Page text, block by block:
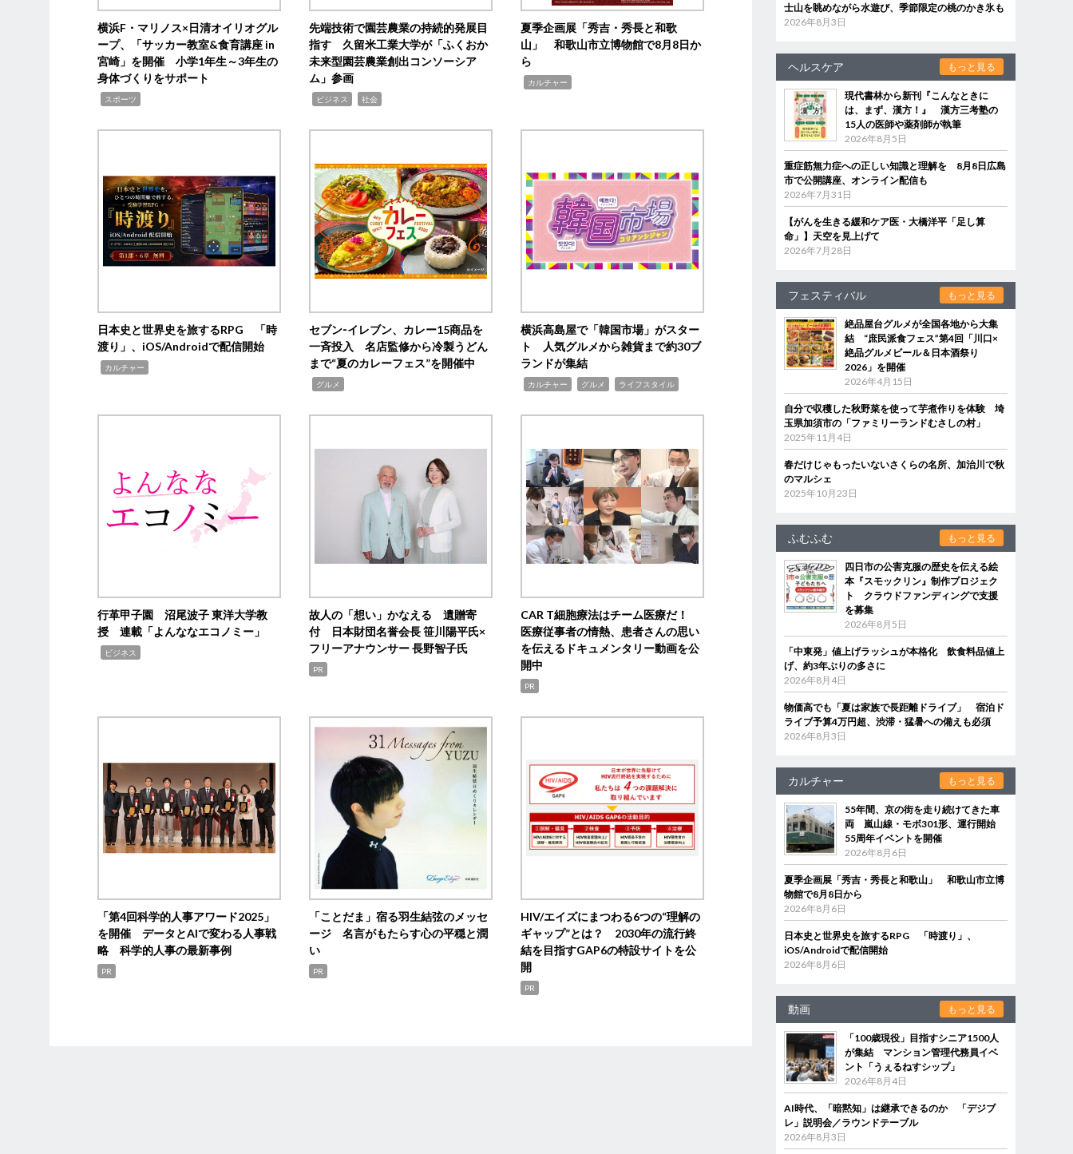
横浜F・マリノス×日清オイリオグル
ープ、「サッカー教室&食育講座 in
宮崎」を開催 小学1年生～3年生の
身体づくりをサポート
スポーツ
先端技術で園芸農業の持続的発展目
指す 久留米工業大学が「ふくおか
未来型園芸農業創出コンソーシア
ム」参画
ビジネス 社会
夏季企画展「秀吉・秀長と和歌
山」 和歌山市立博物館で8月8日か
ら
カルチャー
日本史と世界史を旅するRPG 「時
渡り」、iOS/Androidで配信開始
カルチャー
セブン‐イレブン、カレー15商品を
一斉投入 名店監修から冷製うどん
まで“夏のカレーフェス”を開催中
グルメ
横浜高島屋で「韓国市場」がスター
ト 人気グルメから雑貨まで約30ブ
ランドが集結
カルチャー グルメ ライフスタイル
行革甲子園 沼尾波子 東洋大学教
授 連載「よんななエコノミー」
ビジネス
故人の「想い」かなえる 遺贈寄
付 日本財団名誉会長 笹川陽平氏×
フリーアナウンサー 長野智子氏
PR
CAR T細胞療法はチーム医療だ！
医療従事者の情熱、患者さんの思い
を伝えるドキュメンタリー動画を公
開中
PR
「第4回科学的人事アワード2025」
を開催 データとAIで変わる人事戦
略 科学的人事の最新事例
PR
「ことだま」宿る羽生結弦のメッセ
ージ 名言がもたらす心の平穏と潤
い
PR
HIV/エイズにまつわる6つの“理解の
ギャップ”とは？ 2030年の流行終
結を目指すGAP6の特設サイトを公
開
PR
士山を眺めながら水遊び、季節限定の桃のかき氷も
2026年8月3日
ヘルスケア もっと見る
現代書林から新刊『こんなときに
は、まず、漢方！』 漢方三考塾の
15人の医師や薬剤師が執筆
2026年8月5日
重症筋無力症への正しい知識と理解を 8月8日広島
市で公開講座、オンライン配信も
2026年7月31日
【がんを生きる緩和ケア医・大橋洋平「足し算
命」】天空を見上げて
2026年7月28日
フェスティバル もっと見る
絶品屋台グルメが全国各地から大集
結 “庶民派食フェス”第4回「川口×
絶品グルメビール＆日本酒祭り
2026」を開催
2026年4月15日
自分で収穫した秋野菜を使って芋煮作りを体験 埼
玉県加須市の「ファミリーランドむさしの村」
2025年11月4日
春だけじゃもったいないさくらの名所、加治川で秋
のマルシェ
2025年10月23日
ふむふむ もっと見る
四日市の公害克服の歴史を伝える絵
本『スモックリン』制作プロジェク
ト クラウドファンディングで支援
を募集
2026年8月5日
「中東発」値上げラッシュが本格化 飲食料品値上
げ、約3年ぶりの多さに
2026年8月4日
物価高でも「夏は家族で長距離ドライブ」 宿泊ド
ライブ予算4万円超、渋滞・猛暑への備えも必須
2026年8月3日
カルチャー もっと見る
55年間、京の街を走り続けてきた車
両 嵐山線・モボ301形、運行開始
55周年イベントを開催
2026年8月6日
夏季企画展「秀吉・秀長と和歌山」 和歌山市立博
物館で8月8日から
2026年8月6日
日本史と世界史を旅するRPG 「時渡り」、
iOS/Androidで配信開始
2026年8月6日
動画 もっと見る
「100歳現役」目指すシニア1500人
が集結 マンション管理代務員イベ
ント「うぇるねすシップ」
2026年8月4日
AI時代、「暗黙知」は継承できるのか 「デジブ
レ」説明会／ラウンドテーブル
2026年8月3日